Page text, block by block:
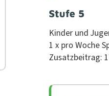
Stufe 5
Kinder und
1 x pro Woche
Zusatzbeitrag: